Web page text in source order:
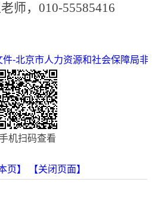
老师，010-55585416
件-北京市人力资源和社会保障局非
机扫码查看
页】 【关闭页面】